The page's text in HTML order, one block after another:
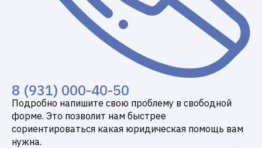
8 (931) 000-40-50
Подробно напишите свою проблему в свободной
форме. Это позволит нам быстрее
сориентироваться какая юридическая помощь вам
нужна.